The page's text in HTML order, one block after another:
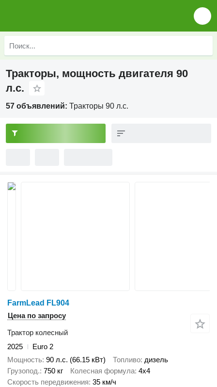
Тракторы, мощность двигателя 90
л.с.
57 объявлений: Тракторы 90 л.с.
FarmLead FL904
Цена по запросу
Трактор колесный
2025
Euro 2
Мощность 90 л.с. (66.15 кВт) Топливо дизель
Грузопод. 750 кг Колесная формула 4x4
Скорость передвижения 35 км/ч